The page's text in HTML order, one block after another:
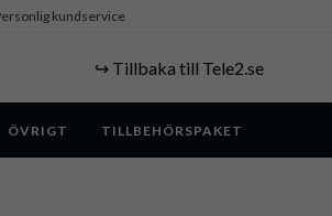
kundservice
↪️ Tillbaka till Tele2.se
ÖVRIGT TILLBEHÖRSPAKET